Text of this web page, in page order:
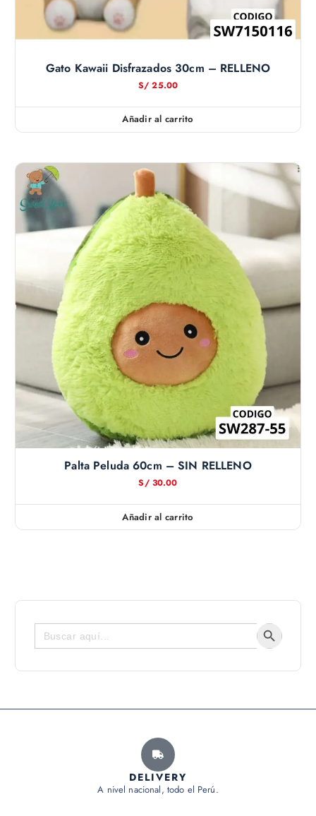
Gato Kawaii Disfrazados 30cm – RELLENO
S/ 25.00
Añadir al carrito
Palta Peluda 60cm – SIN RELLENO
S/30.00
Añadir al carrito
Buscar: Botón de
DELIVERY
A nivel nacional, todo el Perú.